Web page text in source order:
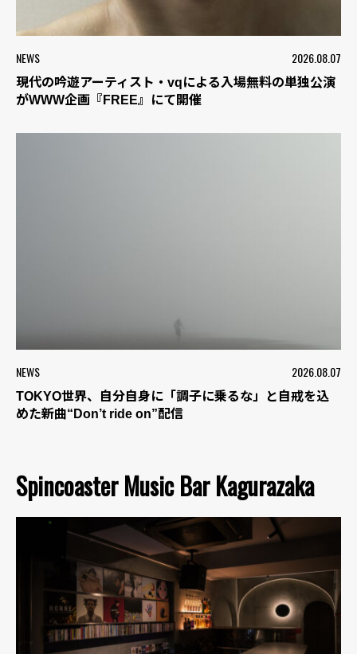
NEWS 2026.08.07
現代の吟遊アーティスト・vqによる入場無料の単独公演
がWWW企画『FREE』にて開催
NEWS 2026.08.07
TOKYO世界、自分自身に「調子に乗るな」と自戒を込
めた新曲“Don’t ride on”配信
Spincoaster Music Bar Kagurazaka